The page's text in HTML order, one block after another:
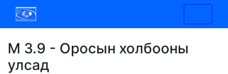
M 3.9 - Оросын холбооны
улсад